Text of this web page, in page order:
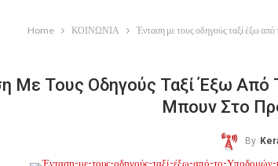
Home ΚΟΙΝΩΝΙΑ Ένταση με τους οδηγούς ταξί έξω
Με Τους Οδηγούς Ταξί Έξω
Μπουν Στο
By